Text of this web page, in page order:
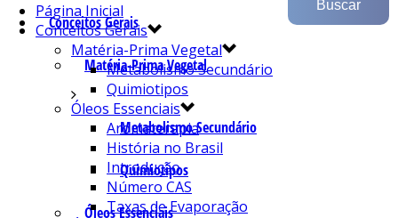
Conceitos Gerais
Matéria-Prima Vegetal
Metabolismo Secundário
Quimiotipos
Óleos Essenciais
Página Inicial
Conceitos Gerais
Matéria-Prima Vegetal
Metabolismo Secundário
Quimiotipos
Óleos Essenciais
Aromaterapia
História no Brasil
Introdução
Número CAS
Taxas de Evaporação